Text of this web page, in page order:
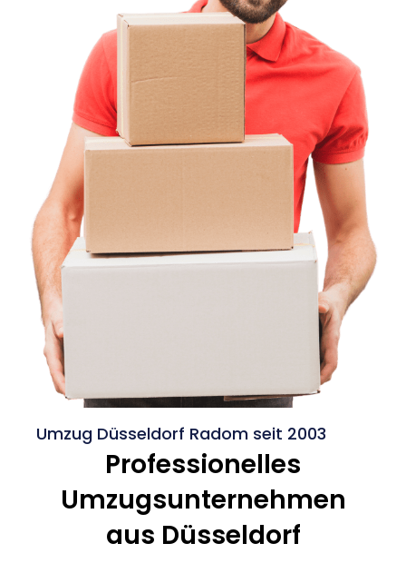
Umzug Düsseldorf Radom seit 2003
Professionelles
Umzugsunternehmen
aus Düsseldorf